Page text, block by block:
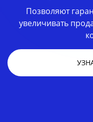
Позволяют
увеличивать